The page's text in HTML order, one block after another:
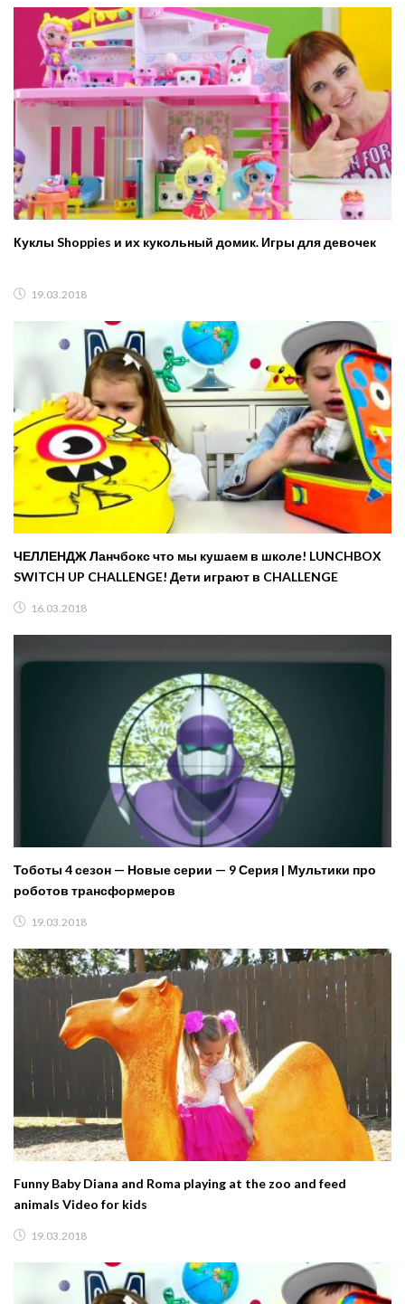
Куклы Shoppies и их кукольный домик. Игры для девочек
19.03.2018
ЧЕЛЛЕНДЖ Ланчбокс что мы кушаем в школе! LUNCHBOX
SWITCH UP CHALLENGE! Дети играют в CHALLENGE
16.03.2018
Тоботы 4 сезон — Новые серии — 9 Серия | Мультики про
роботов трансформеров
19.03.2018
Funny Baby Diana and Roma playing at the zoo and feed
animals Video for kids
19.03.2018